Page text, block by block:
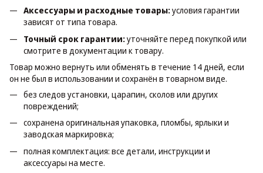
Аксессуары и расходные товары:условия гарантии
зависят от типа товара.
Точный срок гарантии:уточняйте перед покупкой или
смотрите в документации к товару.
Товар можно вернуть или обменять в течение 14 дней, если
он не был в использовании и сохранён в товарном виде.
без следов установки, царапин, сколов или других
повреждений;
сохранена оригинальная упаковка, пломбы, ярлыки и
заводская маркировка;
полная комплектация: все детали, инструкции и
аксессуары на месте.